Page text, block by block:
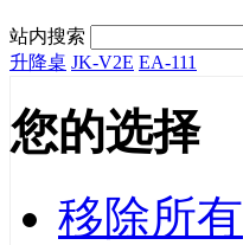
站内搜索
升降桌 JK-V2E EA-111
您的选择
移除所有